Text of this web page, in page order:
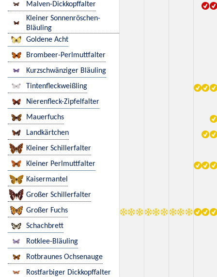
Malven-Dickkopffalter
Kleiner Sonnenröschen-
Bläuling
Goldene Acht
Brombeer-Perlmuttfalter
Kurzschwänziger Bläuling
Tintenfleckweißling
Nierenfleck-Zipfelfalter
Mauerfuchs
Landkärtchen
Kleiner Schillerfalter
Kleiner Perlmuttfalter
Kaisermantel
Großer Schillerfalter
Großer Fuchs
Schachbrett
Rotklee-Bläuling
Rotbraunes Ochsenauge
Rostfarbiger Dickkopffalter